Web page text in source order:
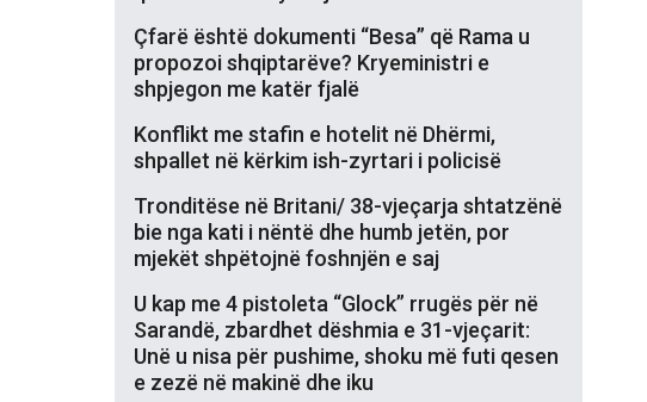
Çfarë është dokumenti “Besa” që Rama u
propozoi shqiptarëve? Kryeministri e
shpjegon me katër fjalë
Konflikt me stafin e hotelit në Dhërmi,
shpallet në kërkim ish-zyrtari i policisë
Tronditëse në Britani/ 38-vjeçarja shtatzënë
bie nga kati i nëntë dhe humb jetën, por
mjekët shpëtojnë foshnjën e saj
U kap me 4 pistoleta “Glock” rrugës për në
Sarandë, zbardhet dëshmia e 31-vjeçarit:
Unë u nisa për pushime, shoku më futi qesen
e zezë në makinë dhe iku